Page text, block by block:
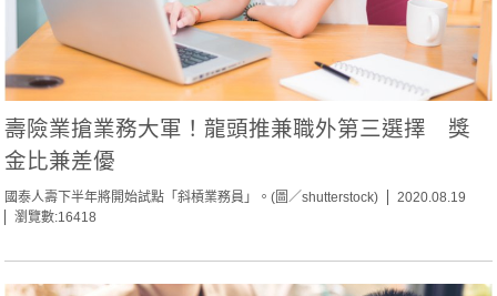
壽險業搶業務大軍！龍頭推兼職外第三選擇 獎
金比兼差優
國泰人壽下半年將開始試點「斜槓業務員」。(圖／shutterstock)
2020.08.19
瀏覽數:16418